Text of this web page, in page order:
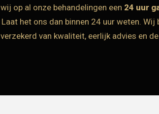
wij op al onze behandelingen een 24 uur
Laat het ons dan binnen 24 uur weten.
verzekerd van kwaliteit, eerlijk advies en